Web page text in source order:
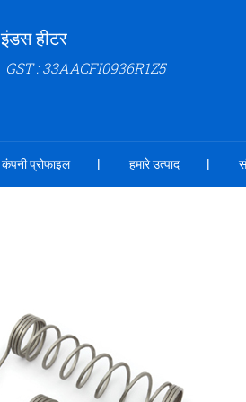
इंडस हीटर
GST : 33AACFI0936R1Z5
कंपनी प्रोफाइल हमारे उत्पाद